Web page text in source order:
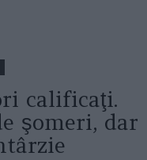
calificaţi.
şomeri, dar